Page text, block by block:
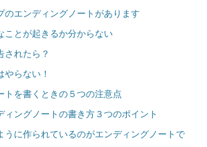
のエンディングノートがあります
ことが起きるか分からない
されたら？
やらない！
トを書くときの５つの注意点
ィングノートの書き方３つのポイント
うに作られているのがエンディングノートで